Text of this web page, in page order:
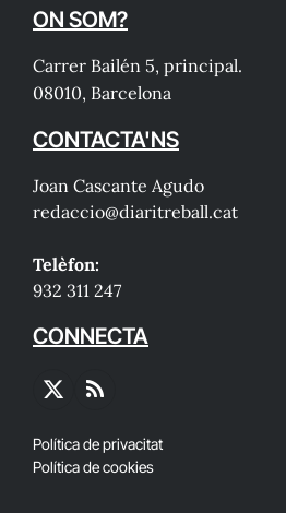
ON SOM?
Carrer Bailén 5, principal.
08010, Barcelona
CONTACTA'NS
Joan Cascante Agudo
redaccio@diaritreball.cat
Telèfon:
932 311 247
CONNECTA
X
RSS
Política de privacitat
Política de cookies